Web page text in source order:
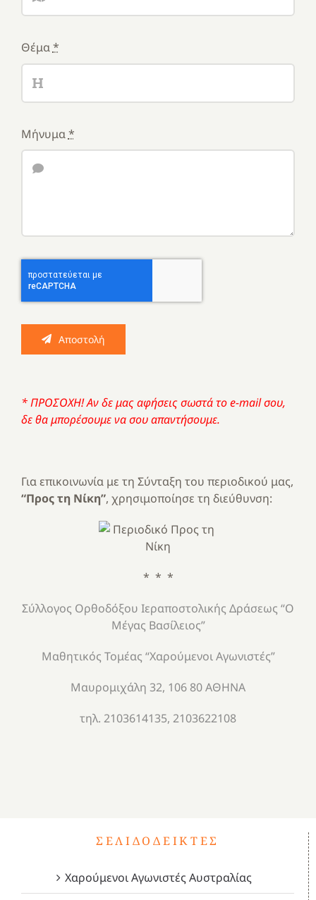
Θέμα*
Μήνυμα*
Αποστολή
* ΠΡΟΣΟΧΗ! Αν δε μας αφήσεις σωστά το e-mail σου,
δε θα μπορέσουμε να σου απαντήσουμε.
Για επικοινωνία με τη Σύνταξη του περιοδικού μας,
“Προς τη Νίκη”, χρησιμοποίησε τη διεύθυνση:
* * *
Σύλλογος Ορθοδόξου Ιεραποστολικής Δράσεως “Ο
Μέγας Βασίλειος”
Μαθητικός Τομέας “Χαρούμενοι Αγωνιστές”
Μαυρομιχάλη 32, 106 80 ΑΘΗΝΑ
τηλ. 2103614135, 2103622108
ΣΕΛΙΔΟΔΕΊΚΤΕΣ
Χαρούμενοι Αγωνιστές Αυστραλίας